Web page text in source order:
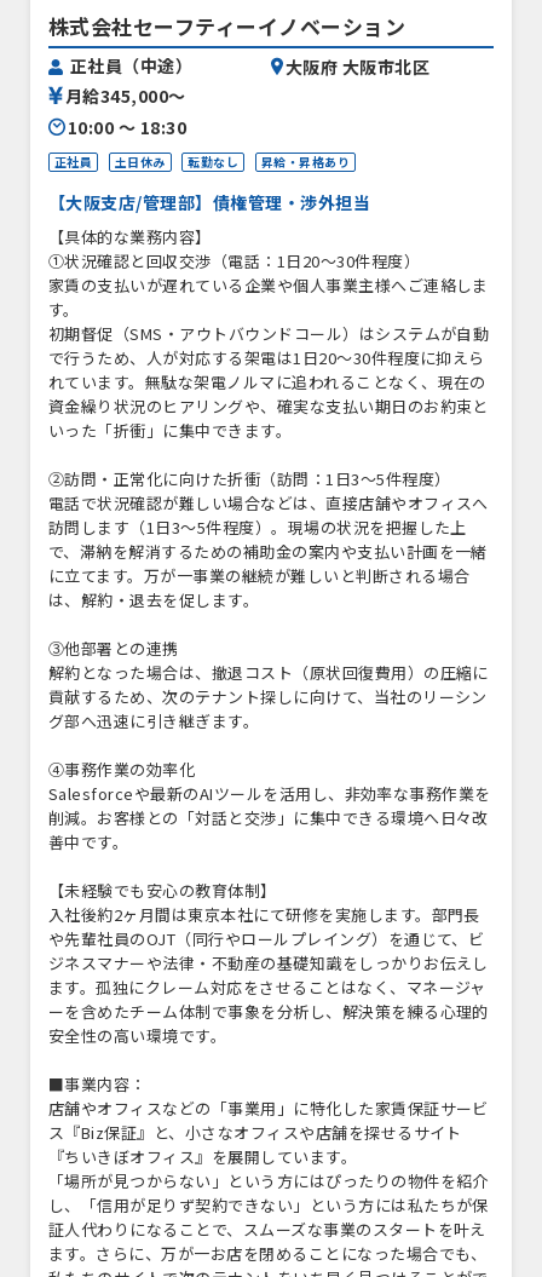
株式会社セーフティーイノベーション
正社員（中途）
月給345,000〜
10:00 〜 18:30
大阪府 大阪市北区
正社員 土日休み 転勤なし 昇給・昇格あり
【大阪支店/管理部】債権管理・渉外担当
【具体的な業務内容】
①状況確認と回収交渉（電話：1日20～30件程度）
家賃の支払いが遅れている企業や個人事業主様へご連絡しま
す。
初期督促（SMS・アウトバウンドコール）はシステムが自動
で行うため、人が対応する架電は1日20～30件程度に抑えら
れています。無駄な架電ノルマに追われることなく、現在の
資金繰り状況のヒアリングや、確実な支払い期日のお約束と
いった「折衝」に集中できます。
②訪問・正常化に向けた折衝（訪問：1日3～5件程度）
電話で状況確認が難しい場合などは、直接店舗やオフィスへ
訪問します（1日3～5件程度）。現場の状況を把握した上
で、滞納を解消するための補助金の案内や支払い計画を一緒
に立てます。万が一事業の継続が難しいと判断される場合
は、解約・退去を促します。
③他部署との連携
解約となった場合は、撤退コスト（原状回復費用）の圧縮に
貢献するため、次のテナント探しに向けて、当社のリーシン
グ部へ迅速に引き継ぎます。
④事務作業の効率化
Salesforceや最新のAIツールを活用し、非効率な事務作業を
削減。お客様との「対話と交渉」に集中できる環境へ日々改
善中です。
【未経験でも安心の教育体制】
入社後約2ヶ月間は東京本社にて研修を実施します。部門長
や先輩社員のOJT（同行やロールプレイング）を通じて、ビ
ジネスマナーや法律・不動産の基礎知識をしっかりお伝えし
ます。孤独にクレーム対応をさせることはなく、マネージャ
ーを含めたチーム体制で事象を分析し、解決策を練る心理的
安全性の高い環境です。
■事業内容：
店舗やオフィスなどの「事業用」に特化した家賃保証サービ
ス『Biz保証』と、小さなオフィスや店舗を探せるサイト
『ちいきぼオフィス』を展開しています。
「場所が見つからない」という方にはぴったりの物件を紹介
し、「信用が足りず契約できない」という方には私たちが保
証人代わりになることで、スムーズな事業のスタートを叶え
ます。さらに、万が一お店を閉めることになった場合でも、